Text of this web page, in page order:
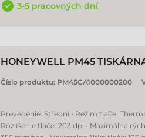
3-5 pracovných dní
HONEYWELL PM45
Číslo produktu: PM45CA1000000200
Prevedenie: Střední • Režim tlače:
Rozlíšenie tlače: 203 dpi • Maximálna